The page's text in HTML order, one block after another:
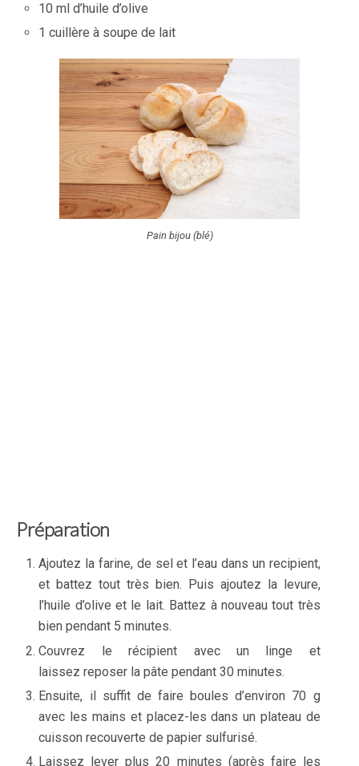
10 ml d’huile d’olive
1 cuillère à soupe de lait
Pain bijou (blé)
Préparation
Ajoutez la farine, de sel et l’eau dans un recipient,
et battez tout très bien. Puis ajoutez la levure,
l’huile d’olive et le lait. Battez à nouveau tout très
bien pendant 5 minutes.
Couvrez le récipient avec un linge et
laissez reposer la pâte pendant 30 minutes.
Ensuite, il suffit de faire boules d’environ 70 g
avec les mains et placez-les dans un plateau de
cuisson recouverte de papier sulfurisé.
Laissez lever plus 20 minutes (après faire les